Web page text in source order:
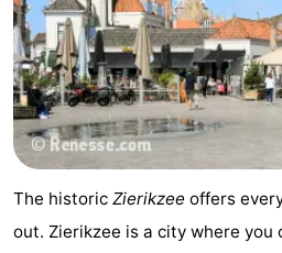
Julianahoeve
-
Livingstone
-
Resort
Haamstede
-
Résidence
Schouwen
The historic Zierikzee offers
out. Zierikzee is a city where you